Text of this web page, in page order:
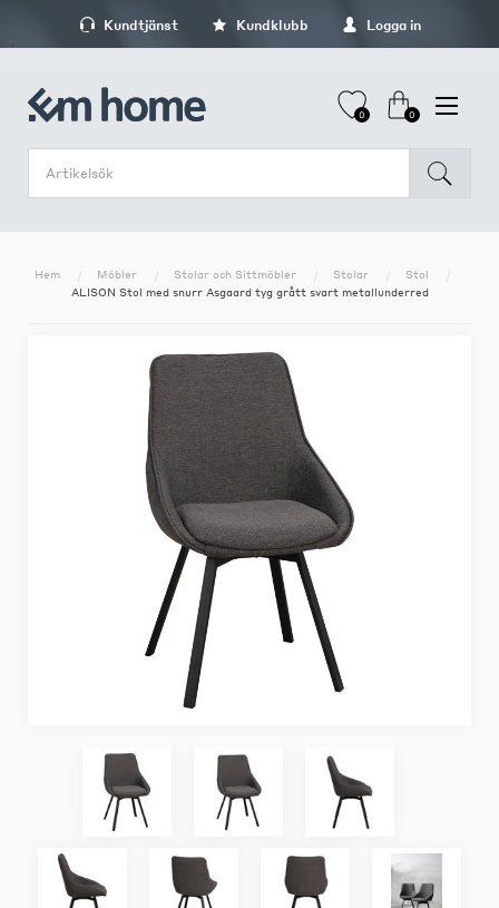
Kundtjänst Kundklubb Logga in
0 0
Hem Möbler Stolar och Sittmöbler Stolar
Stol
ALISON Stol med snurr Asgaard tyg grått svart metallunderred